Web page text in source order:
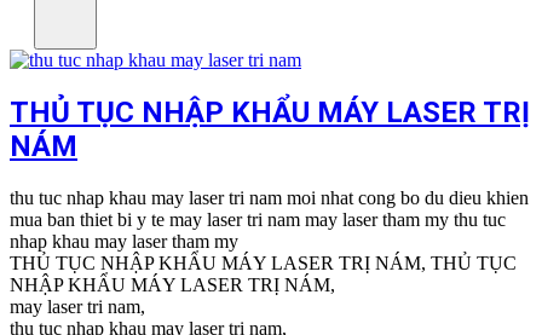
THỦ TỤC NHẬP KHẨU MÁY LASER TRỊ
NÁM
thu tuc nhap khau may laser tri nam moi nhat cong bo du dieu khien
mua ban thiet bi y te may laser tri nam may laser tham my thu tuc
nhap khau may laser tham my
THỦ TỤC NHẬP KHẨU MÁY LASER TRỊ NÁM, THỦ TỤC
NHẬP KHẨU MÁY LASER TRỊ NÁM,
may laser tri nam,
thu tuc nhap khau may laser tri nam,